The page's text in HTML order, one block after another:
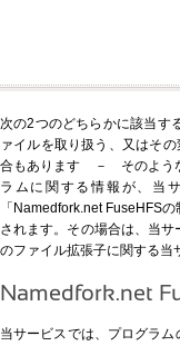
次の2つのどちらかに該当
ァイルを取り扱う、又はそ
合もあります － そのような
ラムに関する情報が、当
「Namedfork.net FuseHFS
されます。その場合は、当
のファイル拡張子に関する当
Namedfork.net
当サービスでは、プログラ